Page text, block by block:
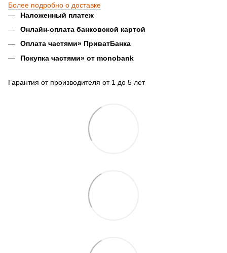
Более подробно о доставке
Наложенный платеж
Онлайн-оплата банковской картой
Оплата частями» ПриватБанка
Покупка частями» от monobank
Гарантия от производителя от 1 до 5 лет